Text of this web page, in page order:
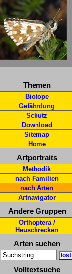
Themen
Biotope
Gefährdung
Schutz
Download
Sitemap
Home
Artportraits
Methodik
nach Familien
nach Arten
Artnavigator
Andere Gruppen
Orthoptera /
Heuschrecken
Arten suchen
Volltextsuche